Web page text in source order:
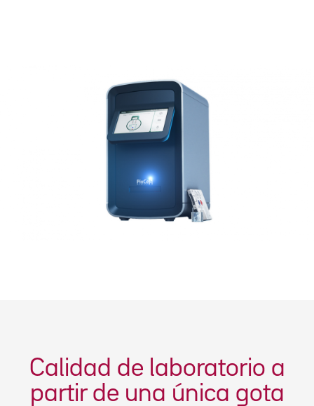
Calidad de laboratorio a
partir de una única gota